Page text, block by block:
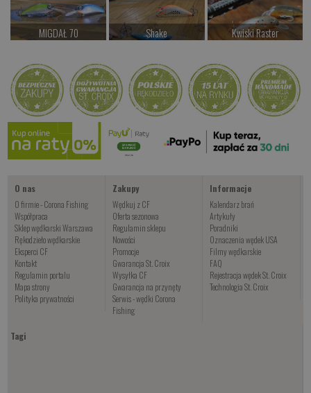
MIGDAŁ 70
Kup teraz >
Shake
Kup teraz >
Kwiski Raster
Kup teraz >
Kwiskie Gobio
od 44.00 PLN
Kup teraz >
O nas
O firmie - Corona Fishing
Współpraca
Sklep wędkarski Warszawa
Rękodzieło wędkarskie
Eksperci CF
Kontakt
Regulamin portalu
Mapa strony
Polityka prywatności
Zakupy
Wędkuj z CF
Oferta sezonowa
Regulamin sklepu
Nowości
Promocje
Gwarancja St. Croix
Wysyłka CF
Gwarancja na przynęty
Serwis - wędki Corona
Fishing
Informacje
Kalendarz brań
Artykuły
Poradniki
Oznaczenia wędek USA
Filmy wędkarskie
FAQ
Rejestracja wędek St. Croix
Technologia St. Croix
Tagi